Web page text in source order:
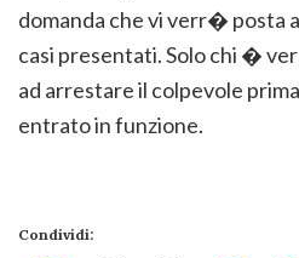
domanda che vi verr� posta
casi presentati.Solo chi �
ad arrestare il colpevole
entrato in funzione.
Condividi: